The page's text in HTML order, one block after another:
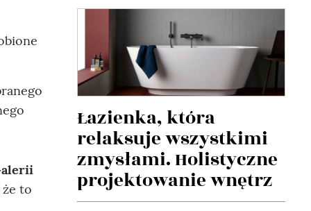
to
Łazienka, która
relaksuje wszystkimi
zmysłami. Holistyczne
projektowanie wnętrz